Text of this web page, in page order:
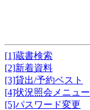
[1]蔵書検索
[2]新着資料
[3]貸出/予約ベスト
[4]状況照会メニュー
[5]パスワード変更